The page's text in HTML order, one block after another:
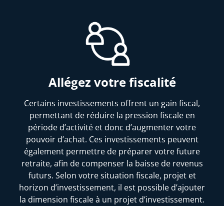
Allégez votre fiscalité
Certains investissements offrent un gain fiscal,
permettant de réduire la pression fiscale en
période d’activité et donc d’augmenter votre
pouvoir d’achat. Ces investissements peuvent
également permettre de préparer votre future
retraite, afin de compenser la baisse de revenus
futurs. Selon votre situation fiscale, projet et
horizon d’investissement, il est possible d’ajouter
la dimension fiscale à un projet d’investissement.